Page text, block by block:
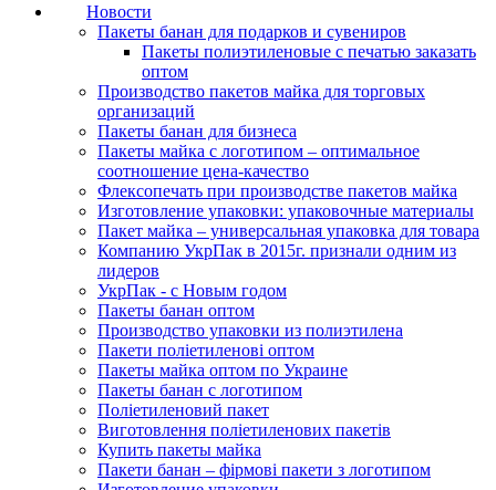
Новости
Пакеты банан для подарков и сувениров
Пакеты полиэтиленовые с печатью заказать
оптом
Производство пакетов майка для торговых
организаций
Пакеты банан для бизнеса
Пакеты майка с логотипом – оптимальное
соотношение цена-качество
Флексопечать при производстве пакетов майка
Изготовление упаковки: упаковочные материалы
Пакет майка – универсальная упаковка для товара
Компанию УкрПак в 2015г. признали одним из
лидеров
УкрПак - с Новым годом
Пакеты банан оптом
Производство упаковки из полиэтилена
Пакети поліетиленові оптом
Пакеты майка оптом по Украине
Пакеты банан с логотипом
Поліетиленовий пакет
Виготовлення поліетиленових пакетів
Купить пакеты майка
Пакети банан – фірмові пакети з логотипом